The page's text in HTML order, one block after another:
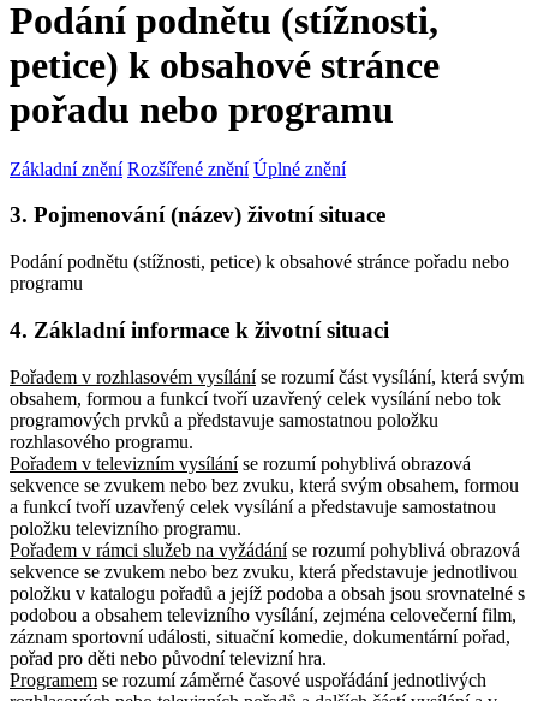
Podání podnětu (stížnosti,
petice) k obsahové stránce
pořadu nebo programu
Základní znění Rozšířené znění Úplné znění
3. Pojmenování (název) životní situace
Podání podnětu (stížnosti, petice) k obsahové stránce pořadu nebo
programu
4. Základní informace k životní situaci
Pořadem v rozhlasovém vysíláníse rozumí část vysílání, která svým
obsahem, formou a funkcí tvoří uzavřený celek vysílání nebo tok
programových prvků a představuje samostatnou položku
rozhlasového programu.
Pořadem v televizním vysíláníse rozumí pohyblivá obrazová
sekvence se zvukem nebo bez zvuku, která svým obsahem, formou
a funkcí tvoří uzavřený celek vysílání a představuje samostatnou
položku televizního programu.
Pořadem v rámci služeb na vyžádáníse rozumí pohyblivá obrazová
sekvence se zvukem nebo bez zvuku, která představuje jednotlivou
položku v katalogu pořadů a jejíž podoba a obsah jsou srovnatelné s
podobou a obsahem televizního vysílání, zejména celovečerní film,
záznam sportovní události, situační komedie, dokumentární pořad,
pořad pro děti nebo původní televizní hra.
Programem se rozumí záměrné časové uspořádání jednotlivých